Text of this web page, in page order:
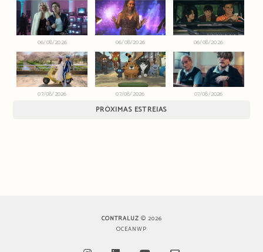
06/08/2026 06/08/2026 06/08/2026
07/08/2026 07/08/2026 07/08/2026
PRÓXIMAS ESTREIAS
CONTRALUZ © 2026
OCEANWP